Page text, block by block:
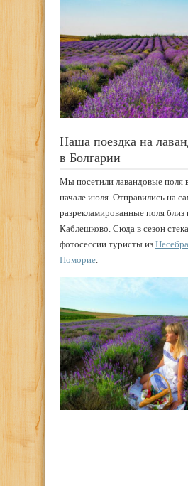
Наша поездка на
в Болгарии
Мы посетили лавандовые поля
начале июля. Отправились на
разрекламированные поля близ
Каблешково. Сюда в сезон
фотосессии туристы из Несебра
Поморие